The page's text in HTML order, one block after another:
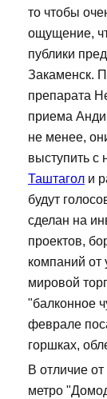
то чтобы
ощущение,
публики
Закаменск.
препарата
приема
не менее,
выступить с
Таштагол и
будут
сделан на
проектов,
компаний от
мировой
"балконное
феврале
горшках,
В отличие
метро